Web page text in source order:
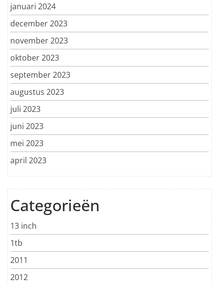
januari 2024
december 2023
november 2023
oktober 2023
september 2023
augustus 2023
juli 2023
juni 2023
mei 2023
april 2023
Categorieën
13 inch
1tb
2011
2012